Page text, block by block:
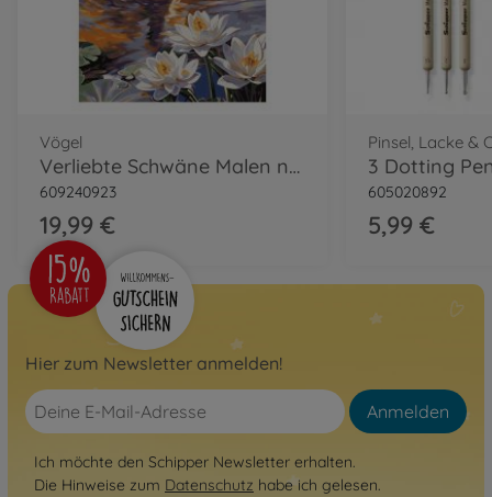
Vögel
Verliebte Schwäne Malen nach Zahlen
609240923
19,99 €
Pinsel, Lacke &
3 Dotting
605020892
5,99 €
Hier zum Newsletter anmelden!
Anmelden
Ich möchte den Schipper Newsletter erhalten.
Die Hinweise zum Datenschutz habe ich gelesen.